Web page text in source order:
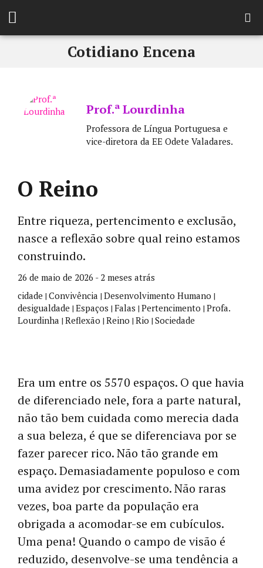
Cotidiano Encena
Prof.ª Lourdinha
Professora de Língua Portuguesa e
vice-diretora da EE Odete Valadares.
O Reino
Entre riqueza, pertencimento e exclusão,
nasce a reflexão sobre qual reino estamos
construindo.
26 de maio de 2026 - 2 meses atrás
cidade | Convivência | Desenvolvimento Humano |
desigualdade | Espaços | Falas | Pertencimento | Profa.
Lourdinha | Reflexão | Reino | Rio | Sociedade
Era um entre os 5570 espaços. O que havia
de diferenciado nele, fora a parte natural,
não tão bem cuidada como merecia dada
a sua beleza, é que se diferenciava por se
fazer parecer rico. Não tão grande em
espaço. Demasiadamente populoso e com
uma avidez por crescimento. Não raras
vezes, boa parte da população era
obrigada a acomodar-se em cubículos.
Uma pena! Quando o campo de visão é
reduzido, desenvolve-se uma tendência a